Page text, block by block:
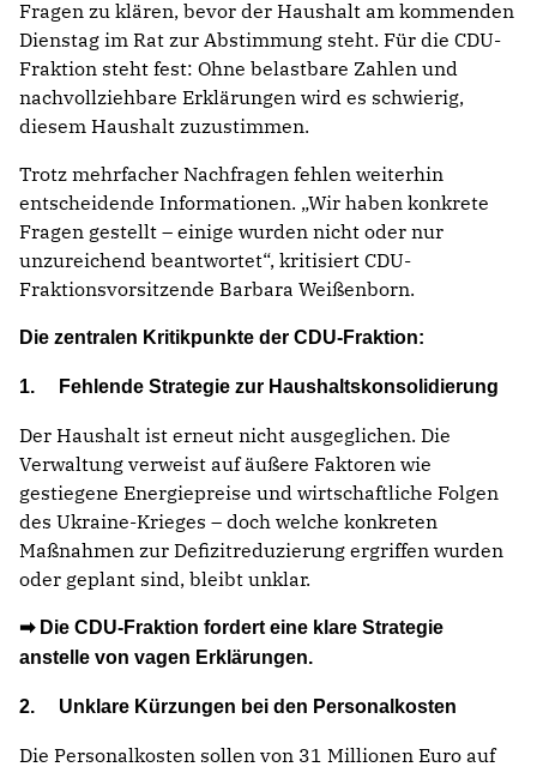
Fragen zu klären, bevor der Haushalt am kommenden
Dienstag im Rat zur Abstimmung steht. Für die CDU-
Fraktion steht fest: Ohne belastbare Zahlen und
nachvollziehbare Erklärungen wird es schwierig,
diesem Haushalt zuzustimmen.
Trotz mehrfacher Nachfragen fehlen weiterhin
entscheidende Informationen. „Wir haben konkrete
Fragen gestellt – einige wurden nicht oder nur
unzureichend beantwortet“, kritisiert CDU-
Fraktionsvorsitzende Barbara Weißenborn.
Die zentralen Kritikpunkte der CDU-Fraktion:
1. Fehlende Strategie zur Haushaltskonsolidierung
Der Haushalt ist erneut nicht ausgeglichen. Die
Verwaltung verweist auf äußere Faktoren wie
gestiegene Energiepreise und wirtschaftliche Folgen
des Ukraine-Krieges – doch welche konkreten
Maßnahmen zur Defizitreduzierung ergriffen wurden
oder geplant sind, bleibt unklar.
➡ Die CDU-Fraktion fordert eine klare Strategie
anstelle von vagen Erklärungen.
2. Unklare Kürzungen bei den Personalkosten
Die Personalkosten sollen von 31 Millionen Euro auf